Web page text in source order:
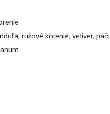
ružové korenie, vetiver,